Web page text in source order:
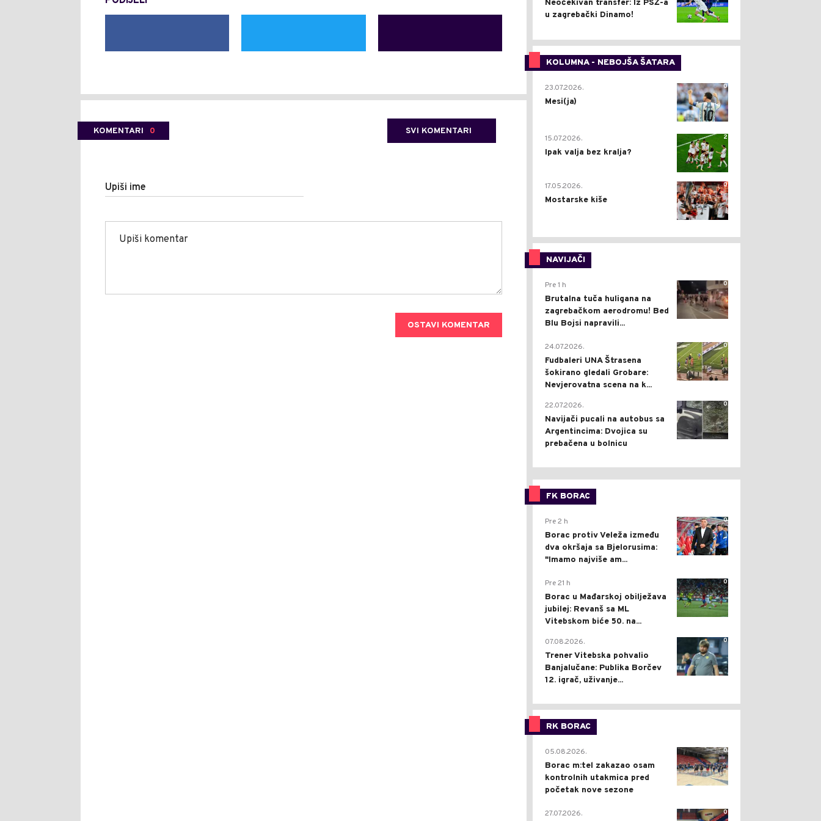
KOMENTARI 0 SVI KOMENTARI
Upiši ime
OSTAVI KOMENTAR
Neočekivan transfer: Iz PSŽ-a
u zagrebački Dinamo!
KOLUMNA - NEBOJŠA ŠATARA
0
23.07.2026.
Mesi(ja)
2
15.07.2026.
Ipak valja bez kralja?
0
17.05.2026.
Mostarske kiše
NAVIJAČI
0
Pre 1 h
Brutalna tuča huligana na
zagrebačkom aerodromu! Bed
Blu Bojsi napravili...
0
24.07.2026.
Fudbaleri UNA Štrasena
šokirano gledali Grobare:
Nevjerovatna scena na k...
0
22.07.2026.
Navijači pucali na autobus sa
Argentincima: Dvojica su
prebačena u bolnicu
FK BORAC
0
Pre 2 h
Borac protiv Veleža između
dva okršaja sa Bjelorusima:
"Imamo najviše am...
0
Pre 21 h
Borac u Mađarskoj obilježava
jubilej: Revanš sa ML
Vitebskom biće 50. na...
0
07.08.2026.
Trener Vitebska pohvalio
Banjalučane: Publika Borčev
12. igrač, uživanje...
RK BORAC
0
05.08.2026.
Borac m:tel zakazao osam
kontrolnih utakmica pred
početak nove sezone
0
27.07.2026.